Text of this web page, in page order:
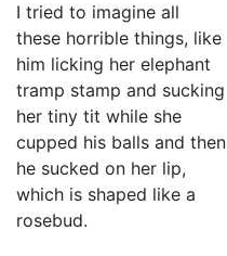
I tried to imagine all
these horrible things, like
him licking her elephant
tramp stamp and sucking
her tiny tit while she
cupped his balls and then
he sucked on her lip,
which is shaped like a
rosebud.